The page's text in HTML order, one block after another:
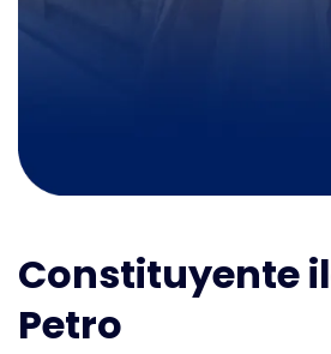
Constituyente
Petro